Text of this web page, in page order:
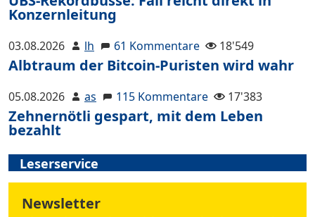
Konzernleitung
03.08.2026 lh 61 Kommentare 18'549
Albtraum der Bitcoin-Puristen wird wahr
05.08.2026 as 115 Kommentare 17'383
Zehnernötli gespart, mit dem Leben
bezahlt
Leserservice
Newsletter